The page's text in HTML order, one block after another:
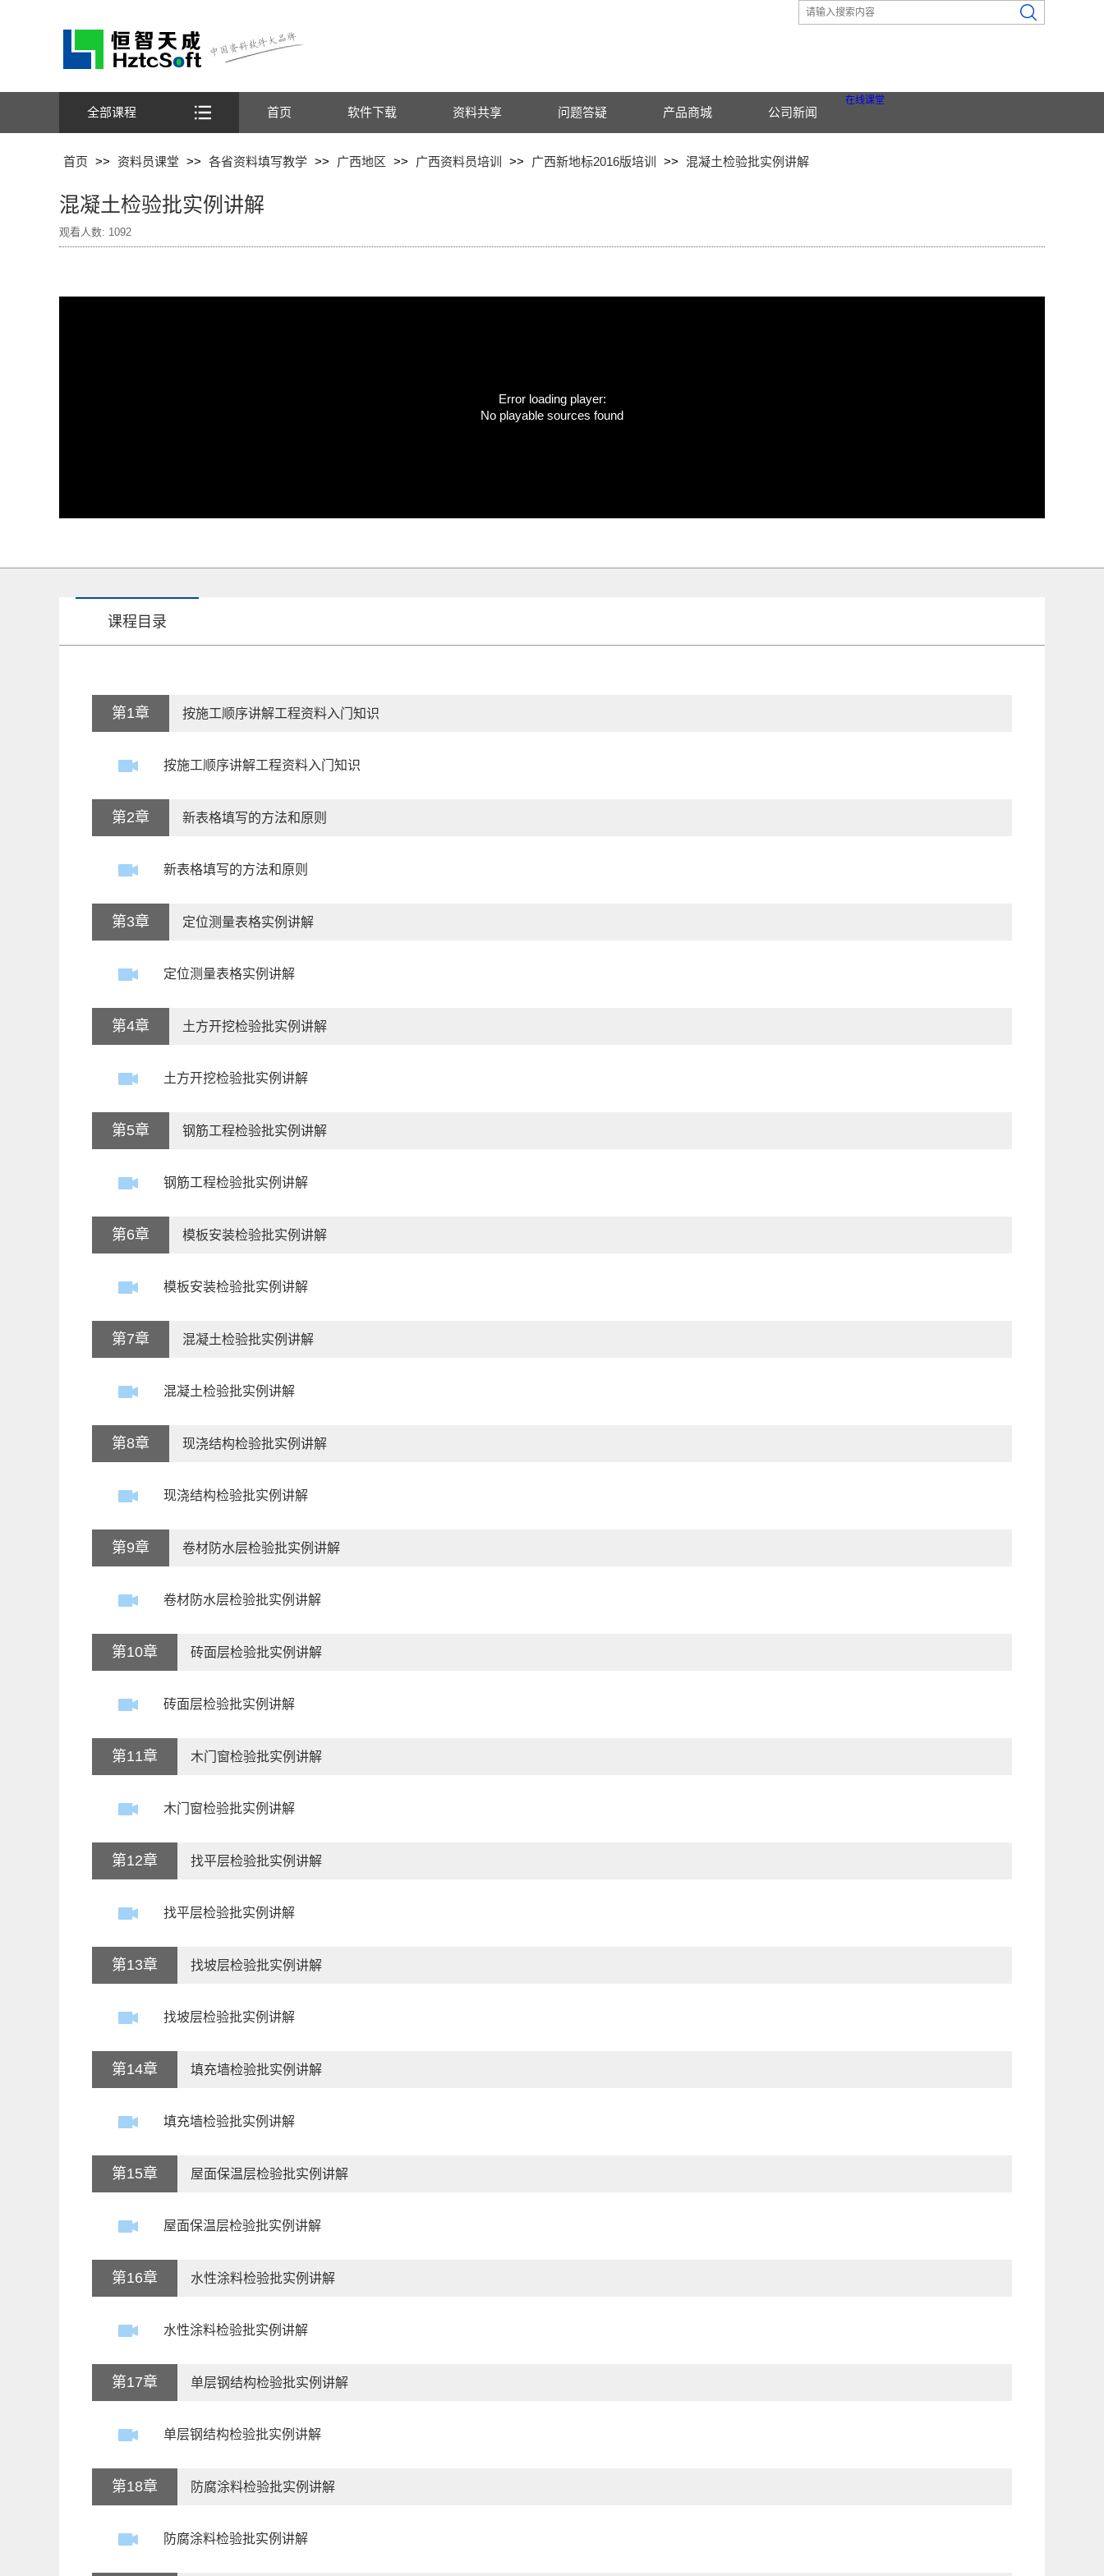
全部课程 首页 软件下载
在线课堂
资料共享 问题答疑 产品商城 公司新闻
首页 >> 资料员课堂 >> 各省资料填写教学 >> 广西地区 >> 广西资料员培训 >> 广西新地标2016版培训 >> 混凝土检验批实例讲解
混凝土检验批实例讲解
观看人数: 1092
Error loading player:
No playable sources found
课程目录
第1章 按施工顺序讲解工程资料入门知识
按施工顺序讲解工程资料入门知识
第2章 新表格填写的方法和原则
新表格填写的方法和原则
第3章 定位测量表格实例讲解
定位测量表格实例讲解
第4章 土方开挖检验批实例讲解
土方开挖检验批实例讲解
第5章 钢筋工程检验批实例讲解
钢筋工程检验批实例讲解
第6章 模板安装检验批实例讲解
模板安装检验批实例讲解
第7章 混凝土检验批实例讲解
混凝土检验批实例讲解
第8章 现浇结构检验批实例讲解
现浇结构检验批实例讲解
第9章 卷材防水层检验批实例讲解
卷材防水层检验批实例讲解
第10章 砖面层检验批实例讲解
砖面层检验批实例讲解
第11章 木门窗检验批实例讲解
木门窗检验批实例讲解
第12章 找平层检验批实例讲解
找平层检验批实例讲解
第13章 找坡层检验批实例讲解
找坡层检验批实例讲解
第14章 填充墙检验批实例讲解
填充墙检验批实例讲解
第15章 屋面保温层检验批实例讲解
屋面保温层检验批实例讲解
第16章 水性涂料检验批实例讲解
水性涂料检验批实例讲解
第17章 单层钢结构检验批实例讲解
单层钢结构检验批实例讲解
第18章 防腐涂料检验批实例讲解
防腐涂料检验批实例讲解